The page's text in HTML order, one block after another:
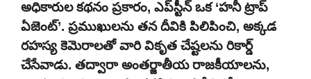
అధికారుల కథనం ప్రకారం, ఎప్‌స్టీన్ ఒక ‘హనీ ట్రాప్
ఏజెంట్’. ప్రముఖులను తన దీవికి పిలిపించి, అక్కడ
రహస్య కెమెరాలతో వారి వికృత చేష్టలను రికార్డ్
చేసేవాడు. తద్వారా అంతర్జాతీయ రాజకీయాలను,